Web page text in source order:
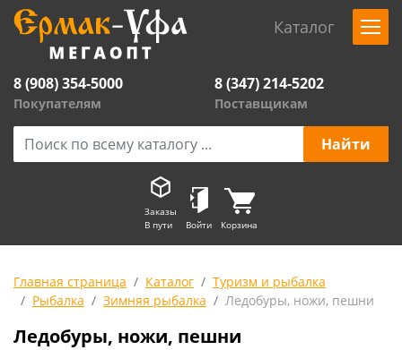
Каталог
8 (908) 354-5000
Покупателям
8 (347) 214-5202
Поставщикам
Заказы
В пути
Войти Корзина
Главная страница Каталог
Туризм и рыбалка
Рыбалка
Зимняя рыбалка Ледобуры, ножи, пешни
Ледобуры, ножи, пешни